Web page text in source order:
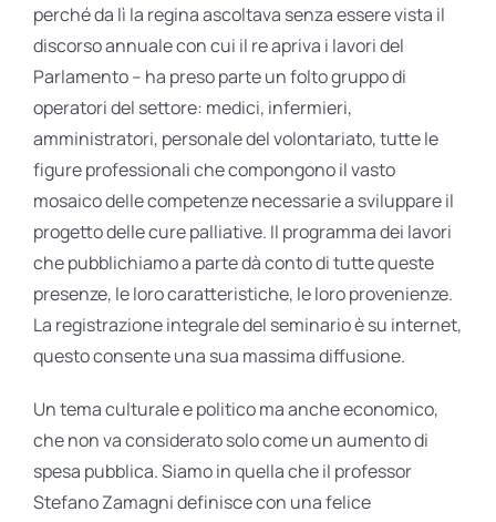
perché da lì la regina ascoltava senza essere vista il
discorso annuale con cui il re apriva i lavori del
Parlamento – ha preso parte un folto gruppo di
operatori del settore: medici, infermieri,
amministratori, personale del volontariato, tutte le
figure professionali che compongono il vasto
mosaico delle competenze necessarie a sviluppare il
progetto delle cure palliative. Il programma dei lavori
che pubblichiamo a parte dà conto di tutte queste
presenze, le loro caratteristiche, le loro provenienze.
La registrazione integrale del seminario è su internet,
questo consente una sua massima diffusione.
Un tema culturale e politico ma anche economico,
che non va considerato solo come un aumento di
spesa pubblica. Siamo in quella che il professor
Stefano Zamagni definisce con una felice